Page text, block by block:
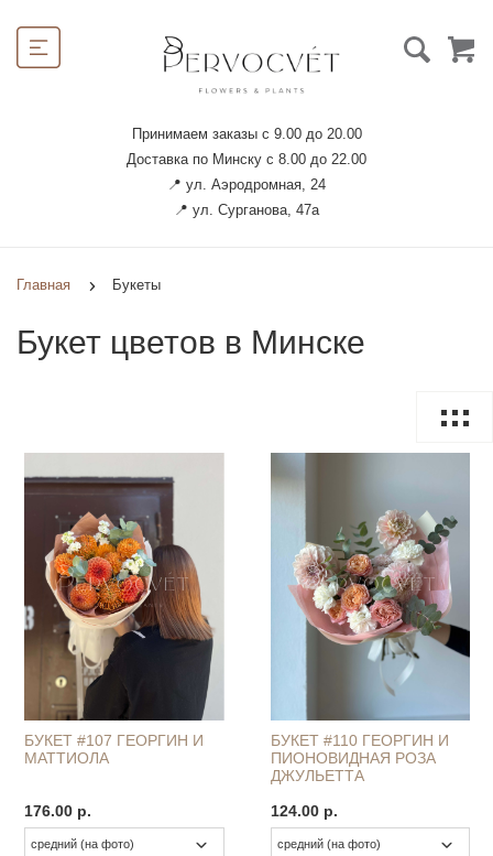
Принимаем заказы с 9.00 до 20.00
Доставка по Минску с 8.00 до 22.00
📍 ул. Аэродромная, 24
📍 ул. Сурганова, 47а
Главная Букеты
Букет цветов в Минске
БУКЕТ #107 ГЕОРГИН И
МАТТИОЛА
176.00 р.
БУКЕТ #110 ГЕОРГИН И
ПИОНОВИДНАЯ РОЗА
ДЖУЛЬЕТТА
124.00 р.